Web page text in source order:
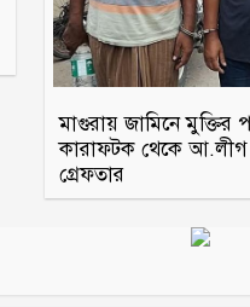
মাগুরায় জামিনে মুক্তির
কারাফটক থেকে আ.লীগ
গ্রেফতার